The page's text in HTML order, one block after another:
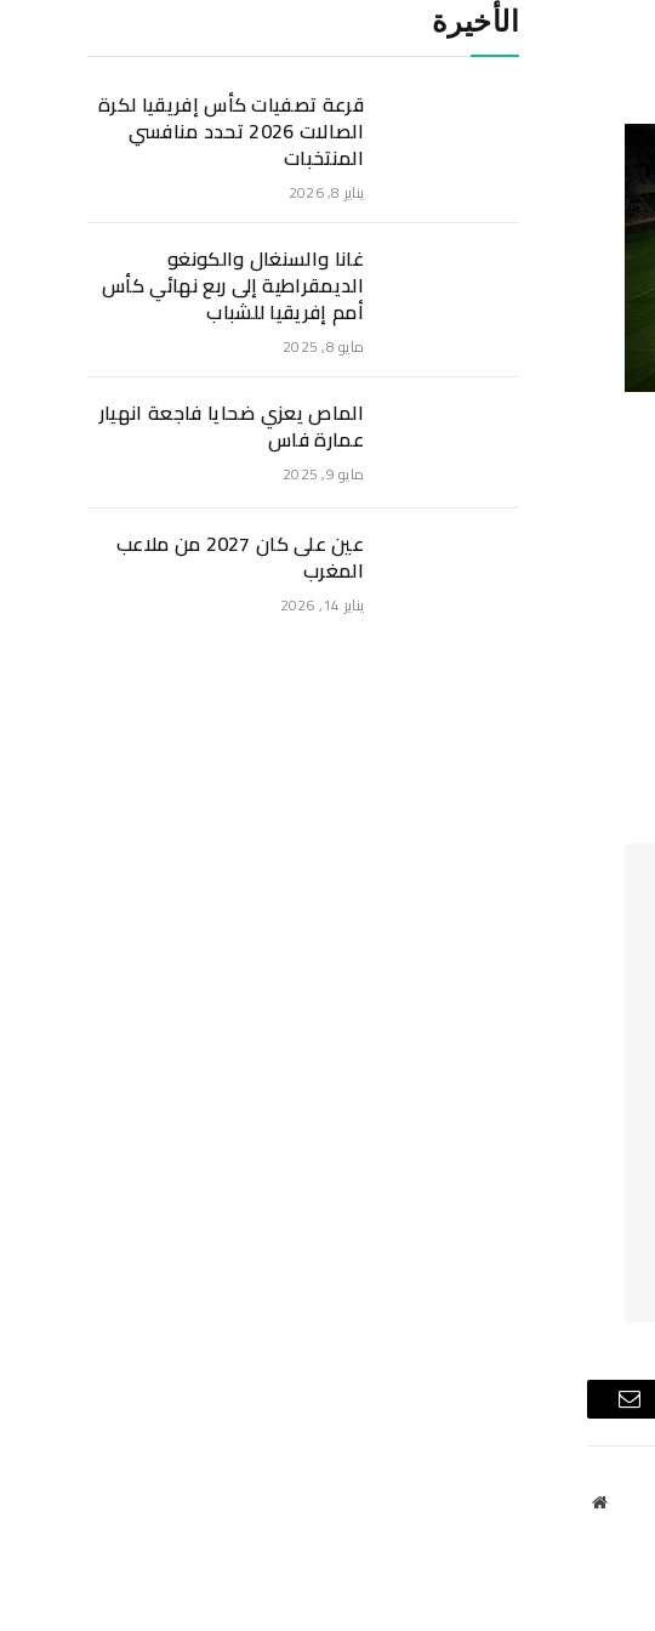
البريد
موقع
الأخيرة
قرعة تصفيات كأس إفريقيا لكرة
الصالات 2026 تحدد منافسي
المنتخبات
يناير 8, 2026
غانا والسنغال والكونغو
الديمقراطية إلى ربع نهائي كأس
أمم إفريقيا للشباب
مايو 8, 2025
الماص يعزي ضحايا فاجعة انهيار
عمارة فاس
مايو 9, 2025
عين على كان 2027 من ملاعب
المغرب
يناير 14, 2026